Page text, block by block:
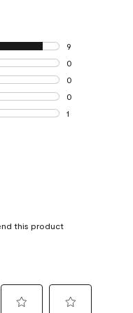
9
9 reviews with 5
0
0 reviews with 4
0
0 reviews with 3
0
0 reviews with 2
1
this product